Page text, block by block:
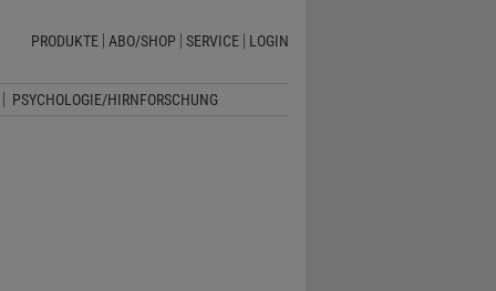
PRODUKTE ABO/SHOP SERVICE LOGIN
PSYCHOLOGIE/HIRNFORSCHUNG